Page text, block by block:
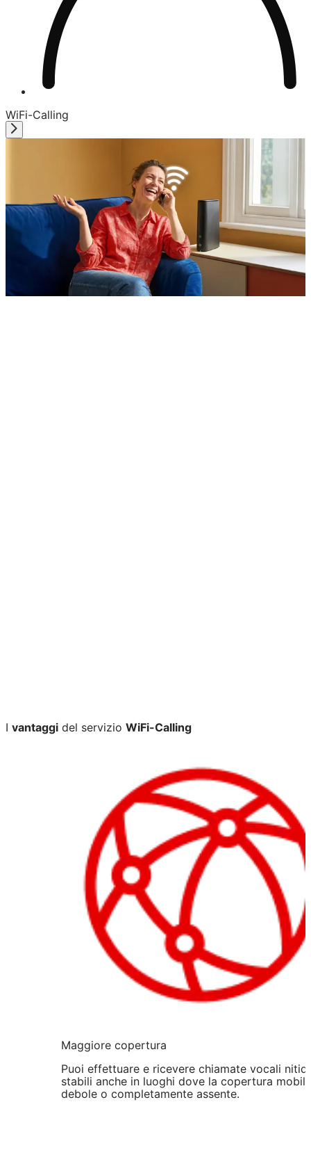
WiFi-Calling
I vantaggi del servizio WiFi-Calling
Maggiore copertura
Puoi effettuare e ricevere chiamate vocali
stabili anche in luoghi dove la copertura
debole o completamente assente.